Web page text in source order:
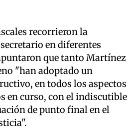
recorrieron la
en diferentes
que tanto Martínez
"han adoptado un
en todos los aspectos
en curso, con el indiscutible
de punto final en el